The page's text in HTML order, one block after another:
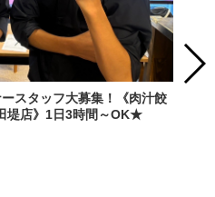
スタッフ大募集！《肉汁餃
堤店》1日3時間～OK★